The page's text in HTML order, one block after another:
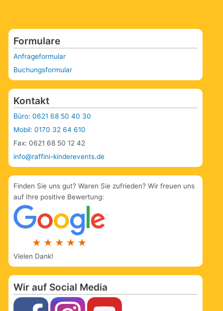
Formulare
Anfrageformular
Buchungsformular
Kontakt
Büro: 0621 68 50 40 30
Mobil: 0170 32 64 610
Fax: 0621 68 50 12 42
info@raffini-kinderevents.de
Finden Sie uns gut? Waren Sie zufrieden? Wir freuen uns
auf Ihre positive Bewertung:
Vielen Dank!
Wir auf Social Media